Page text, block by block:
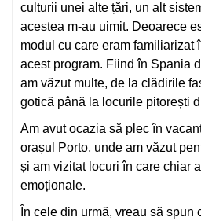
culturii unei alte țări, un alt
acestea m-au uimit. Deoarece
modul cu care eram familiarizat
acest program. Fiind în Spania
am văzut multe, de la clădirile
gotică până la locurile pitorești
Am avut ocazia să plec în
orașul Porto, unde am văzut
și am vizitat locuri în care chiar
emoționale.
În cele din urmă, vreau să spun